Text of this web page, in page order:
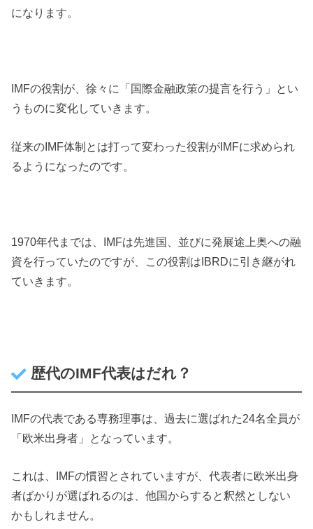
になります。
IMFの役割が、徐々に「国際金融政策の提言を行う」とい
うものに変化していきます。
従来のIMF体制とは打って変わった役割がIMFに求められ
るようになったのです。
1970年代までは、IMFは先進国、並びに発展途上奥への融
資を行っていたのですが、この役割はIBRDに引き継がれ
ていきます。
歴代のIMF代表はだれ？
IMFの代表である専務理事は、過去に選ばれた24名全員が
「欧米出身者」となっています。
これは、IMFの慣習とされていますが、代表者に欧米出身
者ばかりが選ばれるのは、他国からすると釈然としない
かもしれません。